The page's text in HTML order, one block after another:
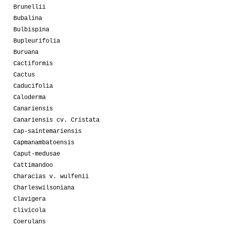
Brunellii
Bubalina
Bulbispina
Bupleurifolia
Buruana
Cactiformis
Cactus
Caducifolia
Caloderma
Canariensis
Canariensis cv. Cristata
Cap-saintemariensis
Capmanambatoensis
Caput-medusae
Cattimandoo
Characias v. wulfenii
Charleswilsoniana
Clavigera
Clivicola
Coerulans